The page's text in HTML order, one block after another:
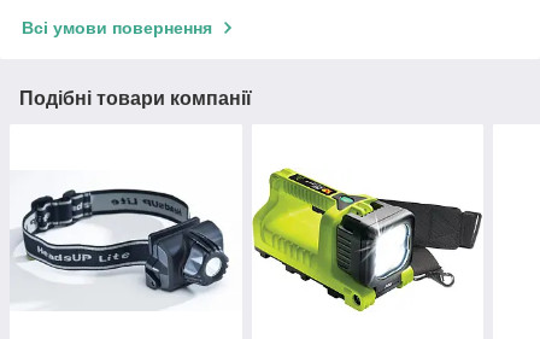
Всі умови повернення
Подібні товари компанії